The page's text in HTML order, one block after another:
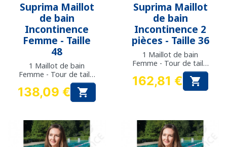
Suprima Maillot
de bain
Incontinence
Femme - Taille
48
1 Maillot de bain
Femme - Tour de taille
: 90 à 117 cm
Prix
138,09 € 
Suprima Maillot
de bain
Incontinence 2
pièces - Taille 36
1 Maillot de bain
Femme - Tour de taille
: 67 à 88 cm
Prix
162,81 € 